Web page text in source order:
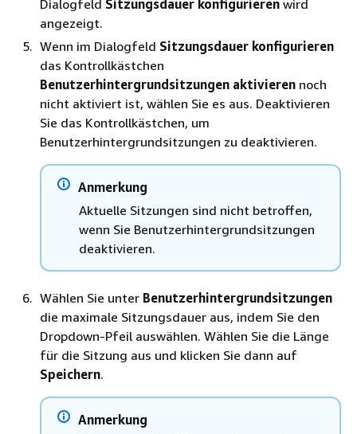
Dialogfeld Sitzungsdauer konfigurieren wird
angezeigt.
Wenn im Dialogfeld Sitzungsdauer konfigurieren
das Kontrollkästchen
Benutzerhintergrundsitzungen aktivieren noch
nicht aktiviert ist, wählen Sie es aus. Deaktivieren
Sie das Kontrollkästchen, um
Benutzerhintergrundsitzungen zu deaktivieren.
Anmerkung
Aktuelle Sitzungen sind nicht betroffen,
wenn Sie Benutzerhintergrundsitzungen
deaktivieren.
Wählen Sie unter Benutzerhintergrundsitzungen
die maximale Sitzungsdauer aus, indem Sie den
Dropdown-Pfeil auswählen. Wählen Sie die Länge
für die Sitzung aus und klicken Sie dann auf
Speichern.
Anmerkung